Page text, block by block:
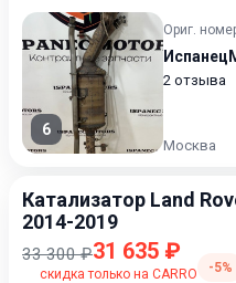
6
Ориг.
2 отзыва
Москва
Катализатор Land
2014-2019
33 300 ₽31 635 ₽
скидка только на CARRO -5%